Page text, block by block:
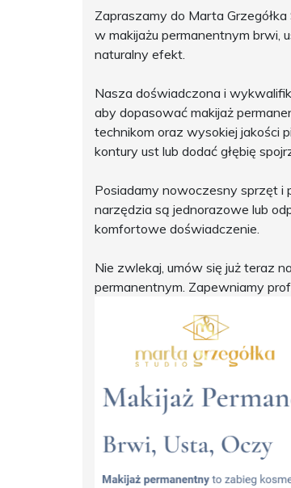
Zapraszamy do Marta
w makijażu permanentnym brwi,
naturalny efekt.
Nasza doświadczona i
aby dopasować makijaż
technikom oraz wysokiej jakości
kontury ust lub dodać głębię
Posiadamy nowoczesny sprzęt
narzędzia są jednorazowe lub
komfortowe doświadczenie.
Nie zwlekaj, umów się już teraz
permanentnym. Zapewniamy